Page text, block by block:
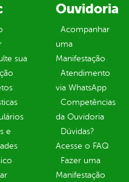
sua
e
Ouvidoria
Acompanhar
uma
Manifestação
Atendimento
via WhatsApp
Competências
da Ouvidoria
Dúvidas?
Acesse o FAQ
Fazer uma
Manifestação